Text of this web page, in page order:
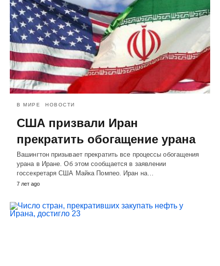
В МИРЕ НОВОСТИ
США призвали Иран
прекратить обогащение урана
Вашингтон призывает прекратить все процессы обогащения
урана в Иране. Об этом сообщается в заявлении
госсекретаря США Майка Помпео. Иран на…
7 лет ago